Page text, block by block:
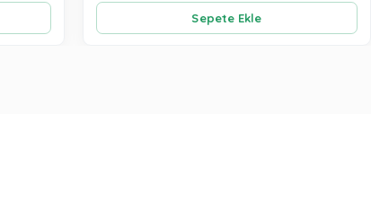
Sepete Ekle